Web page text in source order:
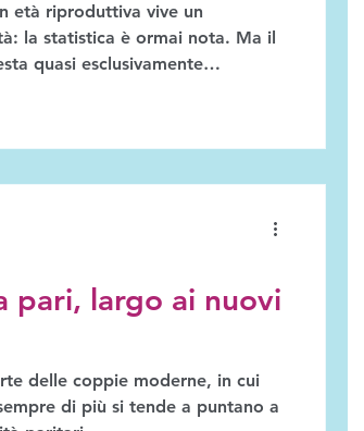
età riproduttiva vive un
la statistica è ormai nota. Ma il
quasi esclusivamente
pari, largo ai nuovi
delle coppie moderne, in cui
di più si tende a puntano a